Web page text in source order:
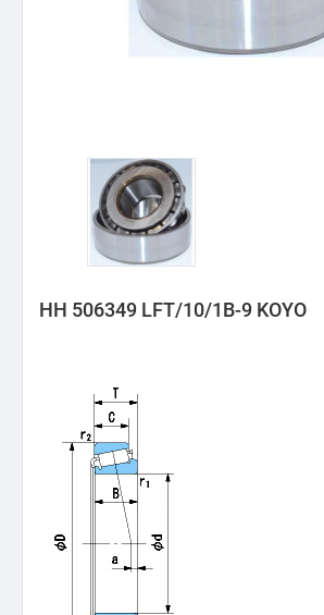
HH 506349 LFT/10/1B-9 KOYO